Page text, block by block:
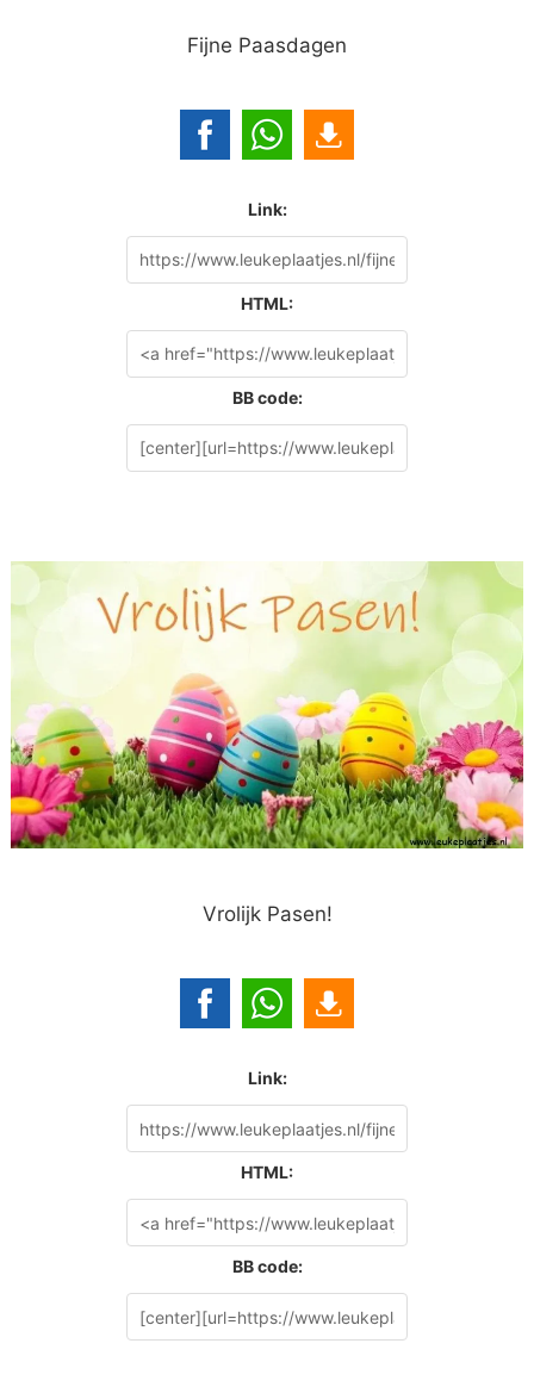
Fijne Paasdagen
Link:
HTML:
BB code:
Vrolijk Pasen!
Link:
HTML:
BB code: